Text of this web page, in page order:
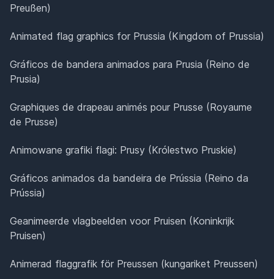
Preußen)
Animated flag graphics for Prussia (Kingdom of Prussia)
Gráficos de bandera animados para Prusia (Reino de
Prusia)
Graphiques de drapeau animés pour Prusse (Royaume
de Prusse)
Animowane grafiki flagi: Prusy (Królestwo Pruskie)
Gráficos animados da bandeira de Prússia (Reino da
Prússia)
Geanimeerde vlagbeelden voor Pruisen (Koninkrijk
Pruisen)
Animerad flaggrafik för Preussen (kungariket Preussen)